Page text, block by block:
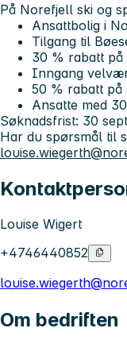
På Norefjell ski og
Ansattbolig i
Tilgang til
30 % rabatt på
Inngang
50 % rabatt på
Ansatte med
Søknadsfrist: 30
Har du spørsmål til
Louise Wigert
+4746440852
Om bedriften